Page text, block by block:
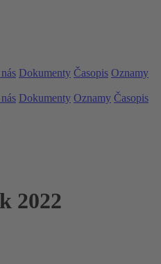
Dokumenty Časopis Oznamy
Dokumenty Oznamy Časopis
2022